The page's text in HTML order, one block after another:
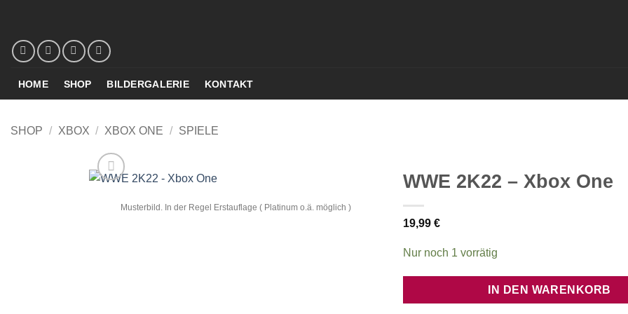
springen
HOME SHOP BILDERGALERIE KONTAKT
SHOP / XBOX / XBOX ONE / SPIELE
Musterbild. In der Regel Erstauflage ( Platinum o.ä. möglich )
WWE 2K22 – Xbox One
19,99 €
Nur noch 1 vorrätig
IN DEN WARENKORB